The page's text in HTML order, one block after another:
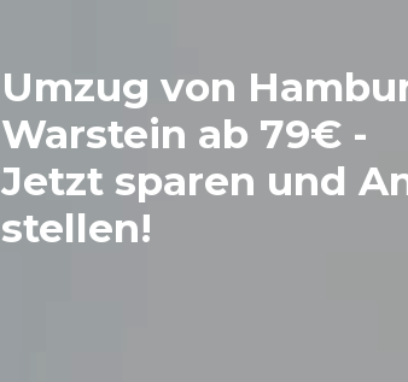
Umzug von
Warstein ab 79€ -
Jetzt sparen und
stellen!